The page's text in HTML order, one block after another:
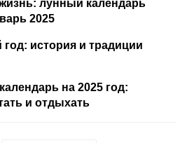
лунный календарь
2025
история и традиции
на 2025 год:
и отдыхать